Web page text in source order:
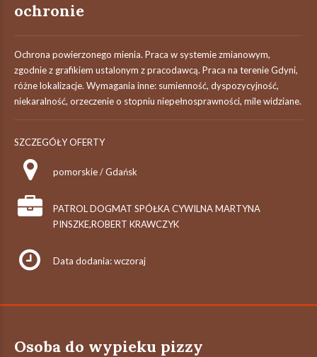
ochronie
Ochrona powierzonego mienia. Praca w systemie zmianowym,
zgodnie z grafikiem ustalonym z pracodawcą. Praca na terenie Gdyni,
różne lokalizacje. Wymagania inne: sumienność, dyspozycyjność,
niekaralność, orzeczenie o stopniu niepełnosprawności, mile widziane.
SZCZEGÓŁY OFERTY
pomorskie / Gdańsk
PATROL DOGMAT SPÓŁKA CYWILNA MARTYNA
PINSZKE,ROBERT KRAWCZYK
Data dodania: wczoraj
Osoba do wypieku pizzy